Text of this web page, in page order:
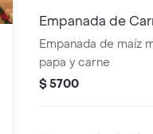
Empanada de
Empanada de maíz
papa y carne
$ 5700